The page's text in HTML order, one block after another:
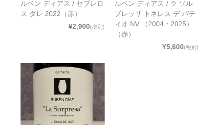
ルベン ディアス / セブレロ
ス ダレ 2022（赤）
¥2,900(税別)
ルベン ディアス / ラ ソル
プレッサ トネレス デ パテ
ィオ NV （2004・2025）
（赤）
¥5,600(税別)